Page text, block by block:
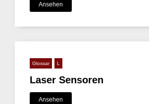
Ansehen
Glossar L
Laser Sensoren
Ansehen